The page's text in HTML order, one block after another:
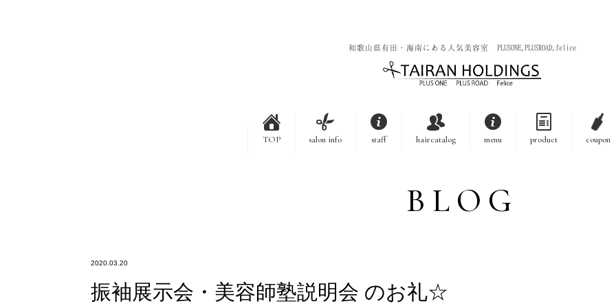
和歌山県有田・海南にある人気美容室 PLUSONE,PLUSROAD,felice
TOP salon info staff haircatalog menu product coupon
BLOG
2020.03.20
振袖展示会・美容師塾説明会 のお礼☆